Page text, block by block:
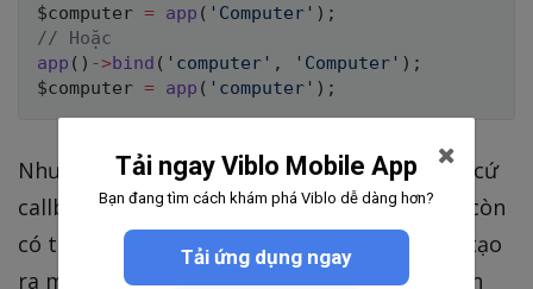
$computer = app ( 'Computer' ) ;
// Hoặc
app ( ) ->bind ( 'computer' , 'Computer' ) ;
$computer = app ( 'computer' ) ;
Như bạn thấy, ta không cần phải truyền bất cứ
callback nào vào hàm bind cả. Thậm chí ta còn
có thể gọi thẳng app('Computer')
để khởi tạo
ra một instance của Computer mà không cần
Tải ngay Viblo Mobile App
Bạn đang tìm cách khám phá Viblo dễ dàng hơn?
Tải ứng dụng ngay